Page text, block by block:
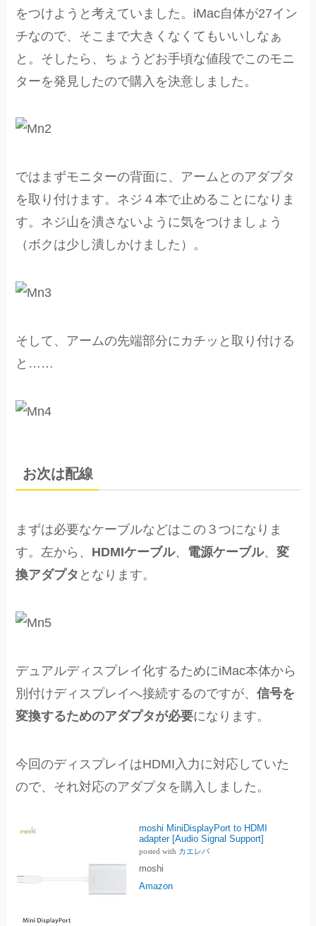
をつけようと考えていました。iMac自体が27イン
チなので、そこまで大きくなくてもいいしなぁ
と。そしたら、ちょうどお手頃な値段でこのモニ
ターを発見したので購入を決意しました。
ではまずモニターの背面に、アームとのアダプタ
を取り付けます。ネジ４本で止めることになりま
す。ネジ山を潰さないように気をつけましょう
（ボクは少し潰しかけました）。
そして、アームの先端部分にカチッと取り付ける
と……
お次は配線
まずは必要なケーブルなどはこの３つになりま
す。左から、 HDMIケーブル、 電源ケーブル、変
換アダプタ となります。
デュアルディスプレイ化するためにiMac本体から
別付けディスプレイへ接続するのですが、信号を
変換するためのアダプタが必要になります。
今回のディスプレイはHDMI入力に対応していた
ので、それ対応のアダプタを購入しました。
moshi MiniDisplayPort to HDMI
adapter [Audio Signal Support]
posted with カエレバ
moshi
Amazon